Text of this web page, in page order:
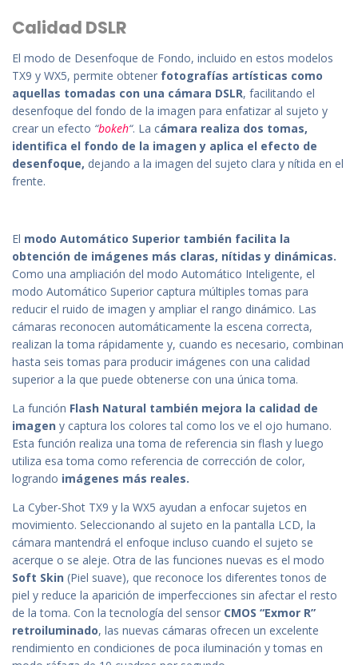
Calidad DSLR
El modo de Desenfoque de Fondo, incluido en estos modelos
TX9 y WX5, permite obtener fotografías artísticas como
aquellas tomadas con una cámara DSLR, facilitando el
desenfoque del fondo de la imagen para enfatizar al sujeto y
crear un efecto “bokeh“. La cámara realiza dos tomas,
identifica el fondo de la imagen y aplica el efecto de
desenfoque, dejando a la imagen del sujeto clara y nítida en el
frente.
El modo Automático Superior también facilita la
obtención de imágenes más claras, nítidas y dinámicas.
Como una ampliación del modo Automático Inteligente, el
modo Automático Superior captura múltiples tomas para
reducir el ruido de imagen y ampliar el rango dinámico. Las
cámaras reconocen automáticamente la escena correcta,
realizan latoma rápidamente y, cuando es necesario, combinan
hasta seis tomas para producir imágenes con una calidad
superior a la que puede obtenerse con una única toma.
La función Flash Natural también mejora la calidad de
imagen y captura los colores tal como los ve el ojo humano.
Esta función realiza una toma de referencia sin flash y luego
utiliza esatoma como referencia de corrección de color,
logrando imágenes más reales.
La Cyber-Shot TX9 y la WX5 ayudan a enfocar sujetos en
movimiento. Seleccionando al sujeto en la pantalla LCD, la
cámara mantendrá el enfoque incluso cuando el sujeto se
acerque o se aleje. Otra de las funciones nuevas es el modo
Soft Skin (Piel suave), que reconoce los diferentes tonos de
piel y reduce la aparición de imperfecciones sin afectar el resto
de latoma. Con la tecnología del sensor CMOS “Exmor R”
retroiluminado, las nuevas cámaras ofrecen un excelente
rendimiento en condiciones de poca iluminación y tomas en